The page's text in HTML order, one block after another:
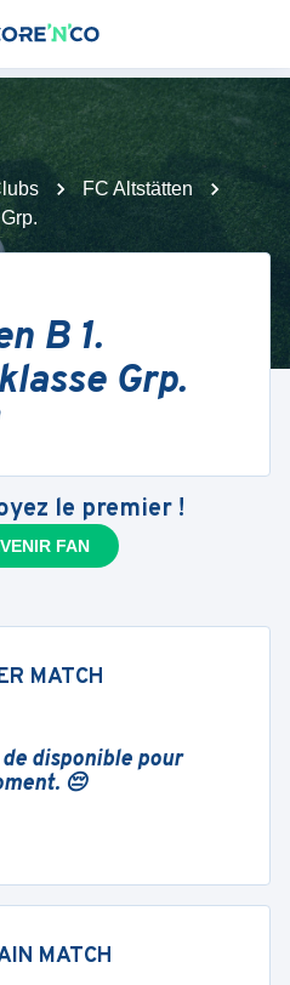
FC Altstätten
B 1.
Grp.
le premier !
FAN
MATCH
disponible pour
😔
MATCH